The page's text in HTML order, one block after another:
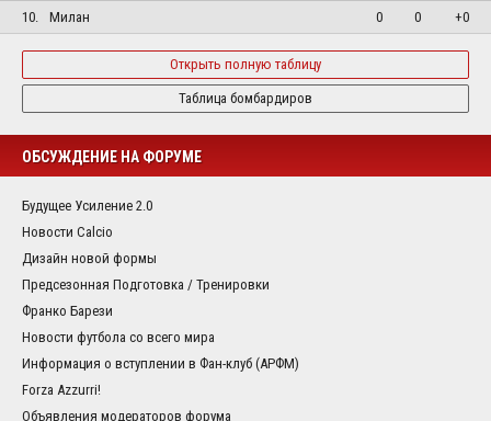
10.
Милан 0 0 +0
Открыть полную таблицу
Таблица бомбардиров
ОБСУЖДЕНИЕ НА ФОРУМЕ
Будущее Усиление 2.0
Новости Calcio
Дизайн новой формы
Предсезонная Подготовка / Тренировки
Франко Барези
Новости футбола со всего мира
Информация о вступлении в Фан-клуб (АРФМ)
Forza Azzurri!
Объявления модераторов форума